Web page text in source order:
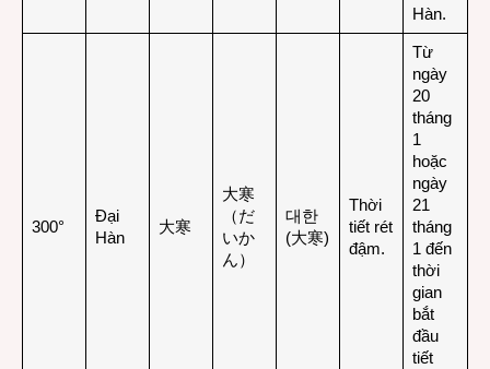
Hàn.
300°
Đại
Hàn
大寒
大寒
（だ
いか
ん）
대한
(大寒)
Thời
tiết rét
đậm.
Từ
ngày
20
tháng
1
hoặc
ngày
21
tháng
1 đến
thời
gian
bắt
đầu
tiết